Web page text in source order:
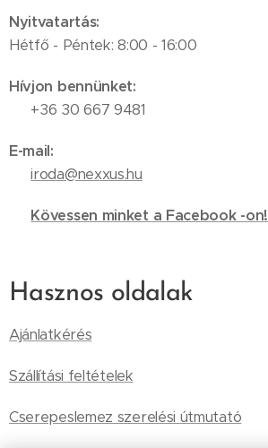
Nyitvatartás:
Hétfő - Péntek: 8:00 - 16:00
Hívjon bennünket:
📞 +36 30 667 9481
E-mail:
✉️iroda@nexxus.hu
Kövessen minket a Facebook -on!
Hasznos oldalak
Ajánlatkérés
Szállítási feltételek
Cserepeslemez szerelési útmutató